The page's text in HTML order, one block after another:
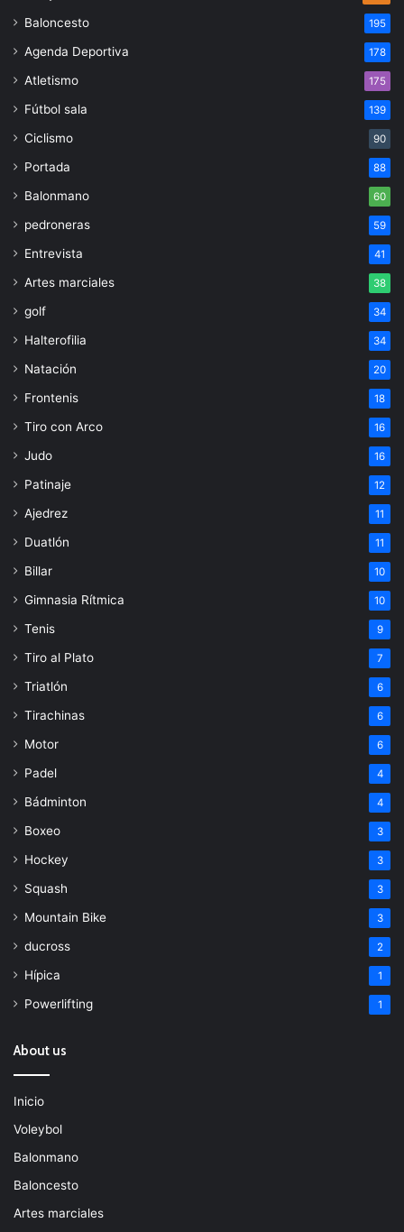
Baloncesto 195
Agenda Deportiva 178
Atletismo 175
Fútbol sala 139
Ciclismo 90
Portada 88
Balonmano 60
pedroneras 59
Entrevista 41
Artes marciales 38
golf 34
Halterofilia 34
Natación 20
Frontenis 18
Tiro con Arco 16
Judo 16
Patinaje 12
Ajedrez 11
Duatlón 11
Billar 10
Gimnasia Rítmica 10
Tenis 9
Tiro al Plato 7
Triatlón 6
Tirachinas 6
Motor 6
Padel 4
Bádminton 4
Boxeo 3
Hockey 3
Squash 3
Mountain Bike 3
ducross 2
Hípica 1
Powerlifting 1
About us
Inicio
Voleybol
Balonmano
Baloncesto
Artes marciales